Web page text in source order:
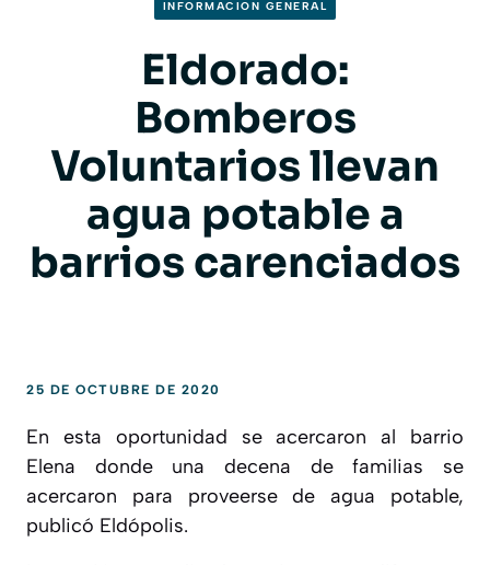
INFORMACION GENERAL
Eldorado:
Bomberos
Voluntarios llevan
agua potable a
barrios carenciados
25 DE OCTUBRE DE 2020
En esta oportunidad se acercaron al barrio
Elena donde una decena de familias se
acercaron para proveerse de agua potable,
publicó Eldópolis.